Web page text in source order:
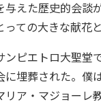
与えた歴史的会談
ての大きな献花と
ピエトロ大聖堂
に埋葬された。僕
ア・マジョーレ